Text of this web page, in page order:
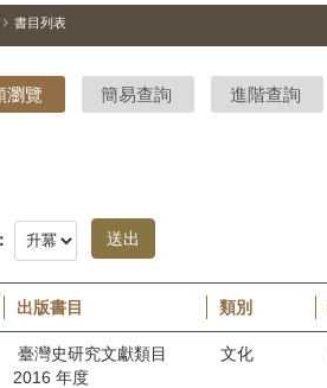
書目列表
瀏覽 簡易查詢 進階查詢
出版書目 類別
臺灣史研究文獻類目
2016 年度
文化